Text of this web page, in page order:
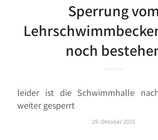
Sperrung vom
noch
leider ist die Schwimmhalle
weiter gesperrt
29. Oktober 2025